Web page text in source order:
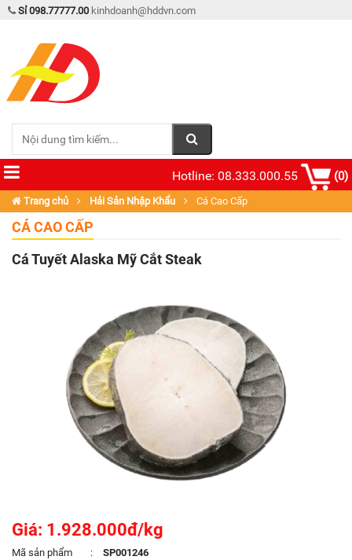
Sỉ 098.77777.00 kinhdoanh@hddvn.com
Hotline: 08.333.000.55 (0)
Trang chủ Hải Sản Nhập Khẩu Cá Cao Cấp
CÁ CAO CẤP
Cá Tuyết Alaska Mỹ Cắt Steak
Giá: 1.928.000đ/kg
Mã sản phẩm :
SP001246